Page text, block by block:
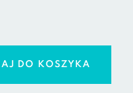
DO KOSZYKA